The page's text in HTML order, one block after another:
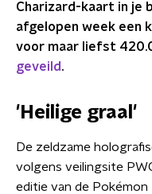
Charizard-kaart in je
afgelopen week een
voor maar liefst
geveild.
'Heilige graal'
De zeldzame
volgens veilingsite
editie van de Pokémon